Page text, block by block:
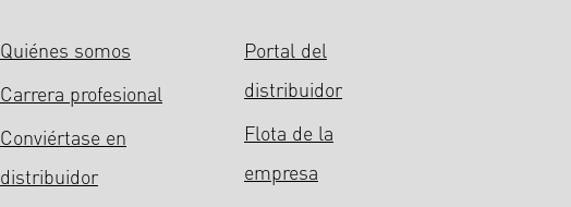
Quiénes somos
Carrera profesional
Conviértase en
distribuidor
Portal del
distribuidor
Flota de la
empresa